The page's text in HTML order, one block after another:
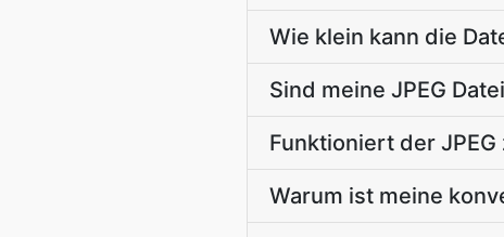
Wie klein kann die
Sind meine JPEG
Funktioniert der
Warum ist meine